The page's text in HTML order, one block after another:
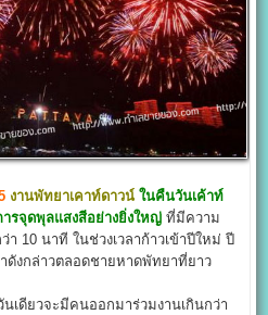
งานพัทยาเคาท์ดาวน์ ในคืนวันเค้าท์
รจุดพุลแสงสีอย่างยิ่งใหญ่ ที่มีความ
า 10 นาที ในช่วงเวลาก้าวเข้าปีใหม่ ปี
ดังกล่าวตลอดชายหาดพัทยาที่ยาว
เดียวจะมีคนออกมาร่วมงานเกินกว่า